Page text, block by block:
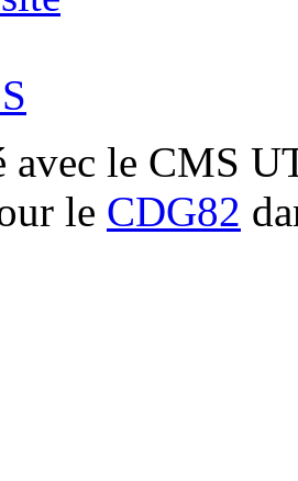
avec le CMS
le CDG82